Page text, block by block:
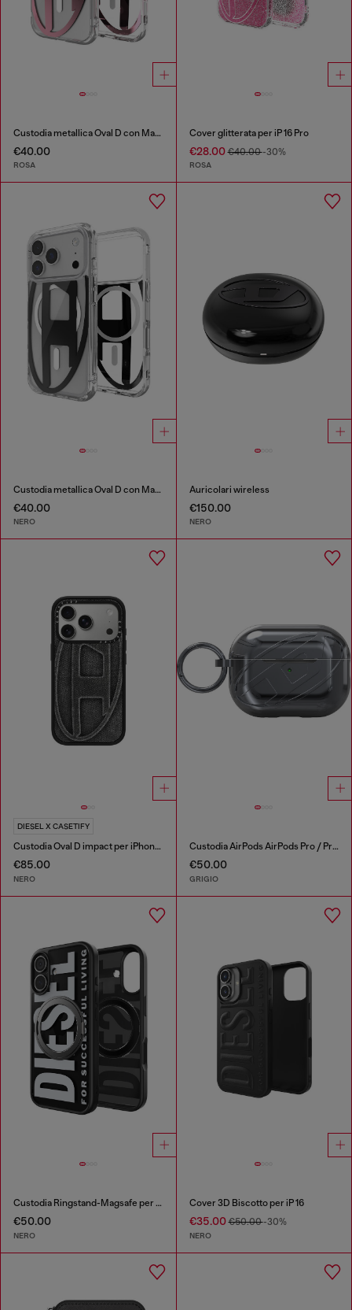
Custodia metallica Oval D con Magsafe per iPhone 17
€40.00
ROSA
Cover glitterata per iP 16 Pro
€28.00€40.00-30%
ROSA
Custodia metallica Oval D con Magsafe per iPhone 17 Pro
€40.00
NERO
Auricolari wireless
€150.00
NERO
DIESEL X CASETIFY
Custodia Oval D impact per iPhone 17 Pro
€85.00
NERO
Custodia AirPods AirPods Pro / Pro 2
€50.00
GRIGIO
Custodia Ringstand-Magsafe per iPhone 17
€50.00
NERO
Cover 3D Biscotto per iP 16
€35.00€50.00-30%
NERO